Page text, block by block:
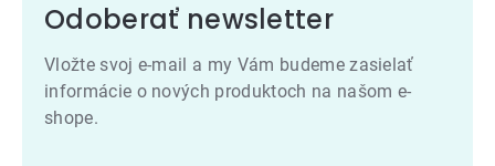
Odoberať newsletter
Vložte svoj e-mail a my Vám budeme zasielať
informácie o nových produktoch na našom e-
shope.